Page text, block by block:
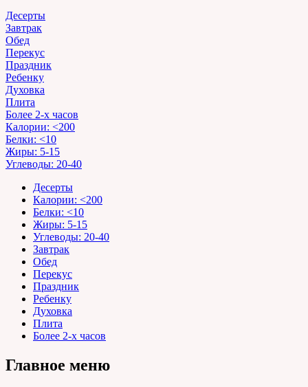
Десерты
Завтрак
Обед
Перекус
Праздник
Ребенку
Духовка
Плита
Более 2-х часов
Калории: <200
Белки: <10
Жиры: 5-15
Углеводы: 20-40
Десерты
Калории: <200
Белки: <10
Жиры: 5-15
Углеводы: 20-40
Завтрак
Обед
Перекус
Праздник
Ребенку
Духовка
Плита
Более 2-х часов
Главное меню